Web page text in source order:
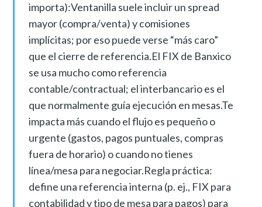
importa):Ventanilla suele incluir un spread
mayor (compra/venta) y comisiones
implícitas; por eso puede verse “más caro”
que el cierre de referencia.El FIX de Banxico
se usa mucho como referencia
contable/contractual; el interbancario es el
que normalmente guía ejecución en mesas.Te
impacta más cuando el flujo es pequeño o
urgente (gastos, pagos puntuales, compras
fuera de horario) o cuando no tienes
línea/mesa para negociar.Regla práctica:
define una referencia interna (p. ej., FIX para
contabilidad y tipo de mesa para pagos) para